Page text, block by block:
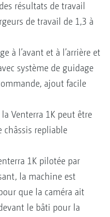
résultats de travail
de travail de 1,3 à
à l’avant et à l’arrière et
système de guidage
ajout facile
Venterra 1K peut être
châssis repliable
1K pilotée par
la machine est
que la caméra ait
le bâti pour la